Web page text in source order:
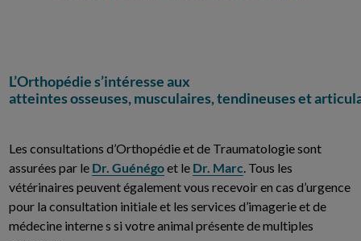
L’Orthopédie s’intéresse aux
atteintes osseuses, musculaires, tendineuses et
Les consultations d’Orthopédie et de Traumatologie sont
assurées par le Dr. Guénégoet le Dr. Marc. Tous les
vétérinaires peuvent également vous recevoir en cas d’urgence
pour la consultation initiale et les services d’imagerie et de
médecine interne s si votre animal présente de multiples